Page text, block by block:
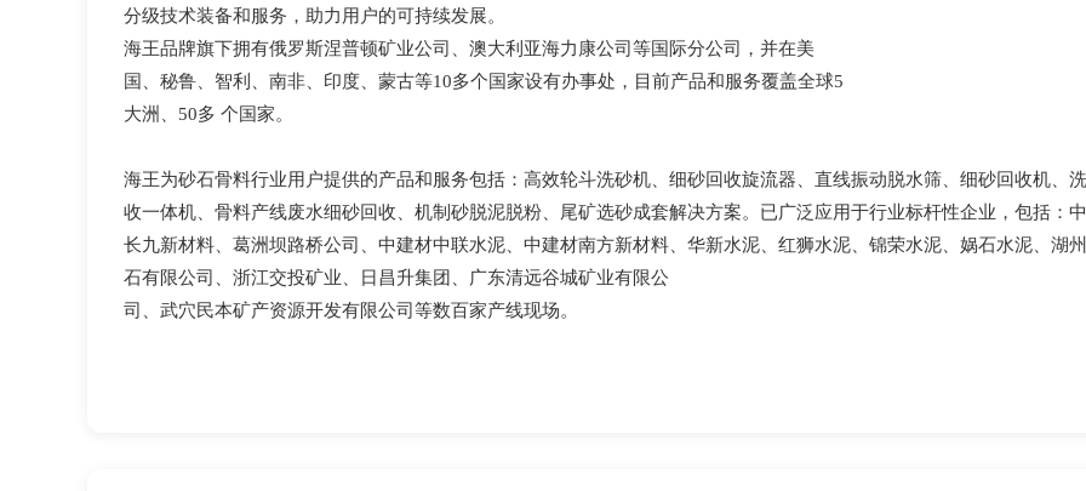
分级技术装备和服务，助力用户的可持续发展。
海王品牌旗下拥有俄罗斯涅普顿矿业公司、澳大利亚海力康公司等国际分公司，并在美
国、秘鲁、智利、南非、印度、蒙古等10多个国家设有办事处，目前产品和服务覆盖全球5
大洲、50多 个国家。
海王为砂石骨料行业用户提供的产品和服务包括：高效轮斗洗砂机、细砂回收旋流器、直线振动脱水筛、细砂回收机、
收一体机、骨料产线废水细砂回收、机制砂脱泥脱粉、尾矿选砂成套解决方案。已广泛应用于行业标杆性企业，包括：
长九新材料、葛洲坝路桥公司、中建材中联水泥、中建材南方新材料、华新水泥、红狮水泥、锦荣水泥、娲石水泥、湖
石有限公司、浙江交投矿业、日昌升集团、广东清远谷城矿业有限公
司、武穴民本矿产资源开发有限公司等数百家产线现场。